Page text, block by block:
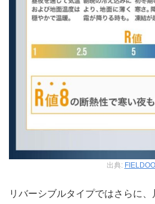
出典:
リバーシブルタイプではさらに